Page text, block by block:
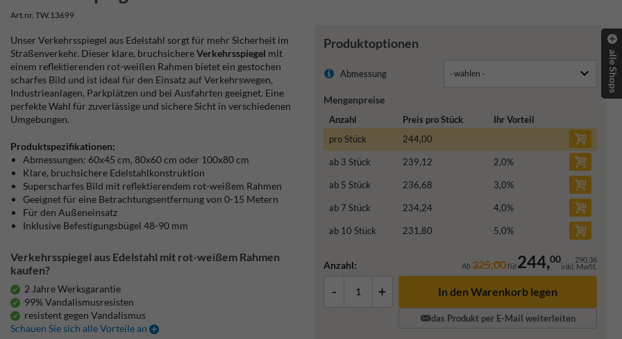
Art.nr. TW.13699
Produktoptionen
Abmessung
Mengenpreise
Anzahl Preis pro Stück
Ihr Vorteil
pro Stück
244,00
ab 3 Stück 239,12 2,0%
ab 5 Stück 236,68 3,0%
ab 7 Stück 234,24 4,0%
ab 10 Stück 231,80 5,0%
Anzahl: Ab325,00für244,00 290,36
inkl. MwSt.
- + In den Warenkorb legen
das Produkt per E-Mail weiterleiten
Unser Verkehrsspiegel aus Edelstahl sorgt für mehr Sicherheit im
Straßenverkehr. Dieser klare, bruchsichereVerkehrsspiegel mit
einem reflektierenden rot-weißen Rahmen bietet ein gestochen
scharfes Bild und ist ideal für den Einsatz auf Verkehrswegen,
Industrieanlagen, Parkplätzen und bei Ausfahrten geeignet. Eine
perfekte Wahl für zuverlässige und sichere Sicht in verschiedenen
Umgebungen.
Produktspezifikationen:
Abmessungen: 60x45 cm, 80x60 cm oder 100x80 cm
Klare, bruchsichere Edelstahlkonstruktion
Superscharfes Bild mit reflektierendem rot-weißem Rahmen
Geeignet für eine Betrachtungsentfernung von 0-15 Metern
Für den Außeneinsatz
Inklusive Befestigungsbügel 48-90 mm
Verkehrsspiegel aus Edelstahl mit rot-weißem Rahmen
kaufen?
2 Jahre Werksgarantie
99% Vandalismusresisten
resistent gegen Vandalismus
Schauen Sie sich alle Vorteile an
alle Shops